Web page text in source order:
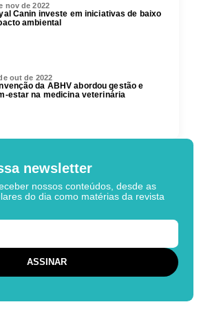
nov de 2022
Canin investe em iniciativas de baixo
ambiental
out de 2022
da ABHV abordou gestão e
estar na medicina veterinária
newsletter
nossos conteúdos, desde as
do dia como matérias da revista